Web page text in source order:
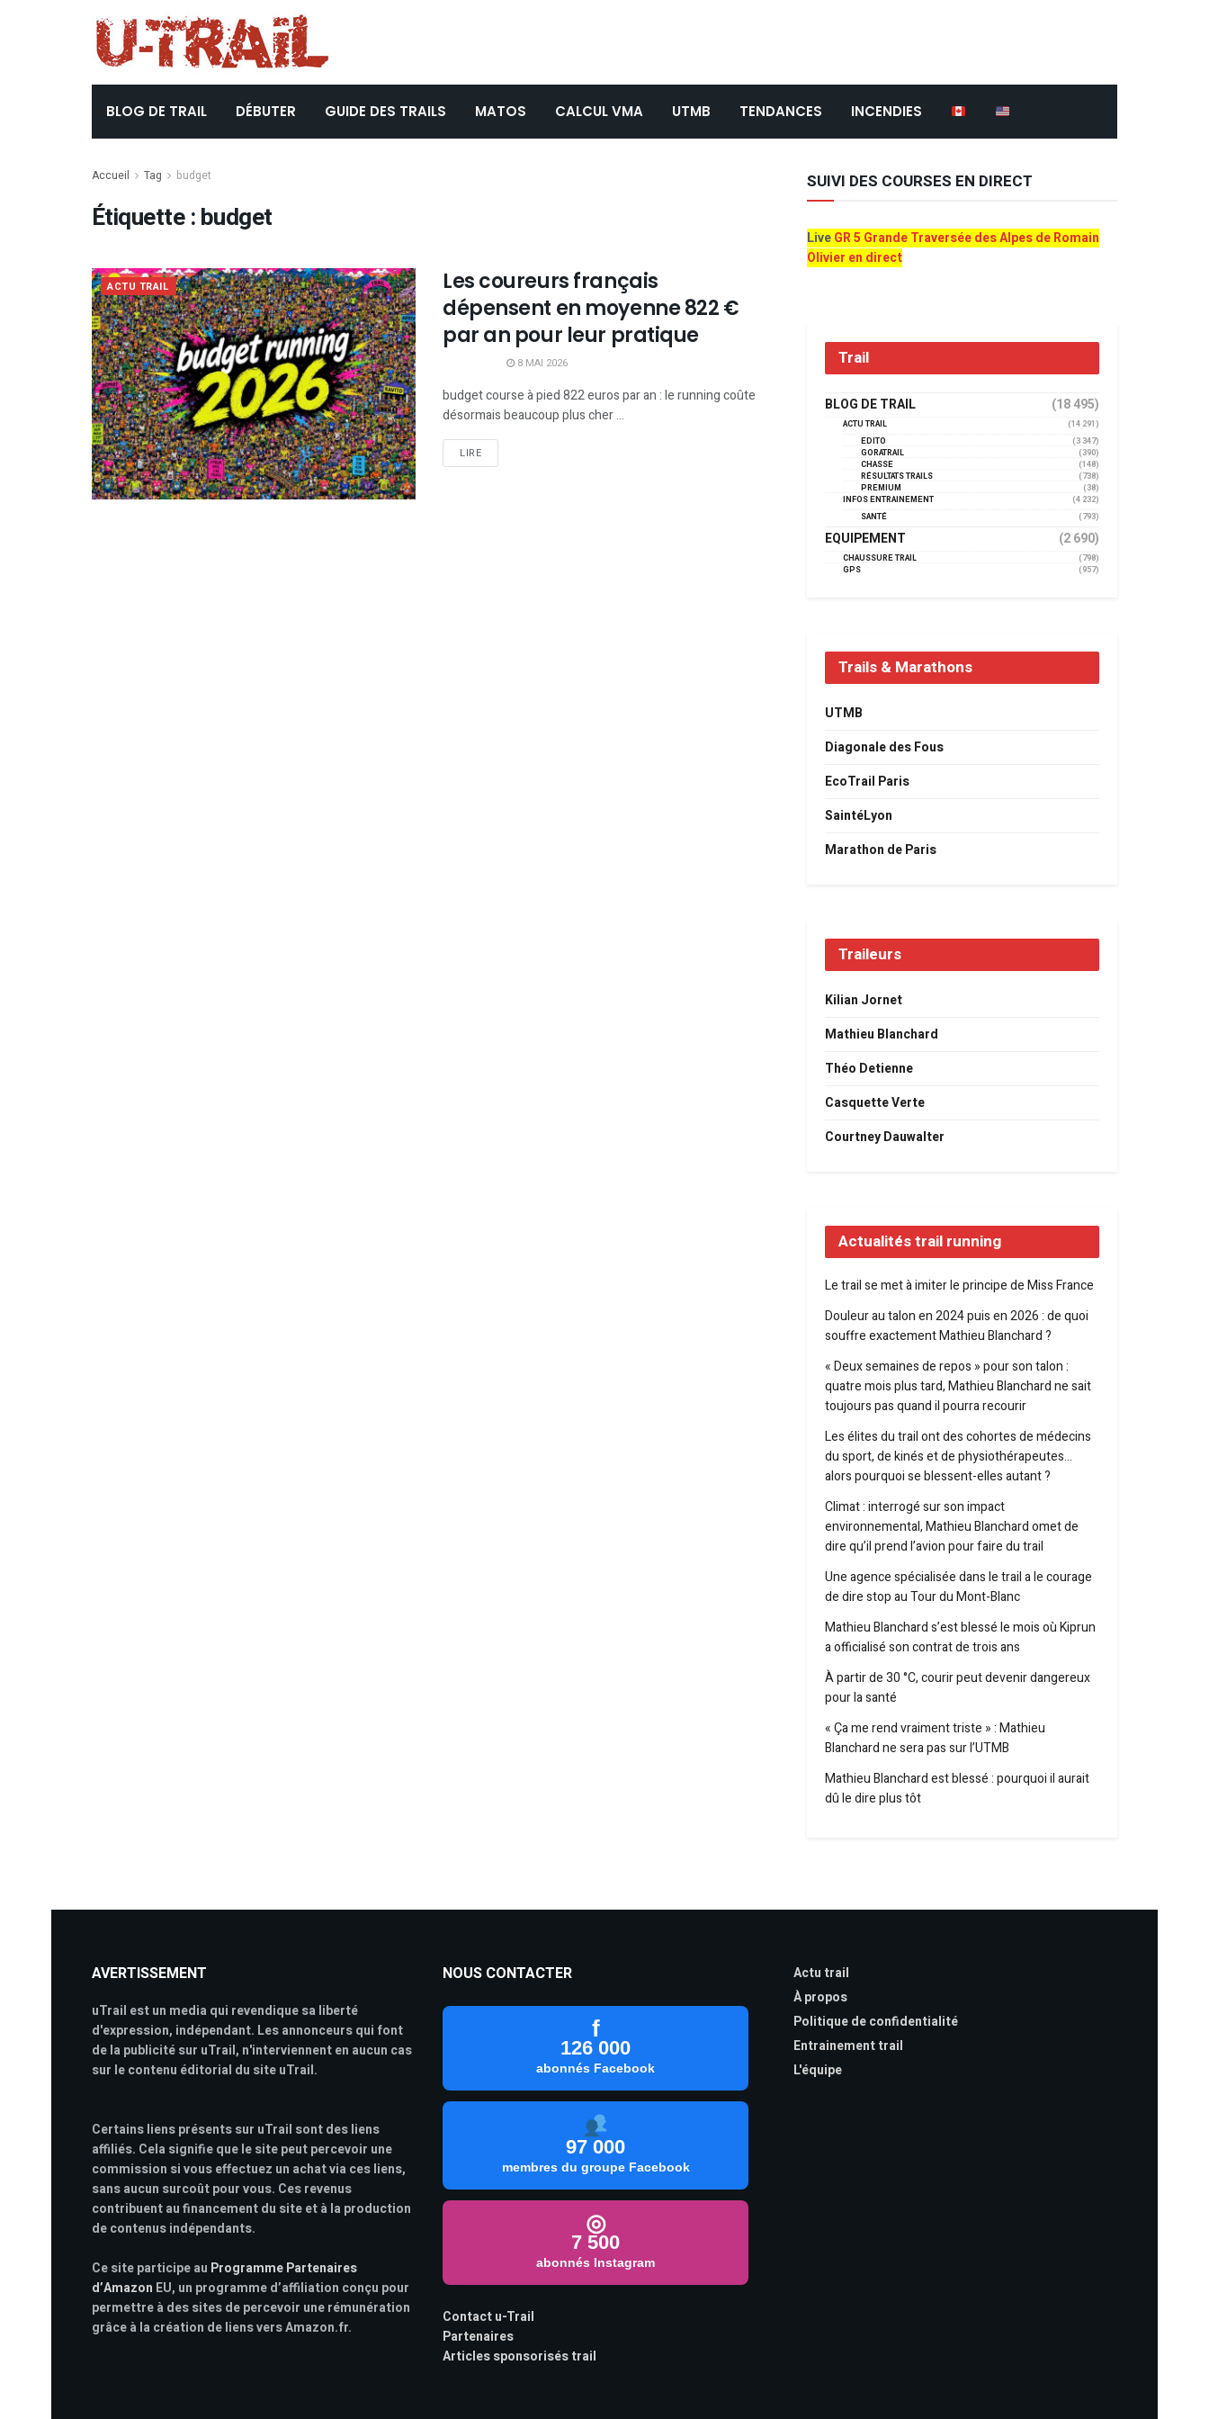
BLOG DE TRAIL DÉBUTER GUIDE DES TRAILS MATOS CALCUL VMA UTMB TENDANCES INCENDIES
Accueil Tag budget
Étiquette :budget
ACTU TRAIL
Les coureurs français
dépensent en moyenne 822 €
par an pour leur pratique
8 MAI 2026
budget course à pied 822 euros par an : le running coûte
désormais beaucoup plus cher ...
LIRE
SUIVI DES COURSES EN DIRECT
LiveGR 5 Grande Traversée des Alpes de Romain
Olivier en direct
Trail
BLOG DE TRAIL (18 495)
ACTU TRAIL
(14 291)
EDITO
(3 347)
GORATRAIL
(390)
CHASSE
(148)
RÉSULTATS TRAILS
(738)
PREMIUM
(38)
INFOS ENTRAINEMENT
(4 232)
SANTÉ
(793)
EQUIPEMENT (2 690)
CHAUSSURE TRAIL
(798)
GPS
(957)
Trails & Marathons
UTMB
Diagonale des Fous
EcoTrail Paris
SaintéLyon
Marathon de Paris
Traileurs
Kilian Jornet
Mathieu Blanchard
Théo Detienne
Casquette Verte
Courtney Dauwalter
Actualités trail running
Le trail se met à imiter le principe de Miss France
Douleur au talon en 2024 puis en 2026 : de quoi
souffre exactement Mathieu Blanchard ?
« Deux semaines de repos » pour son talon :
quatre mois plus tard, Mathieu Blanchard ne sait
toujours pas quand il pourra recourir
Les élites du trail ont des cohortes de médecins
du sport, de kinés et de physiothérapeutes…
alors pourquoi se blessent-elles autant ?
Climat : interrogé sur son impact
environnemental, Mathieu Blanchard omet de
dire qu’il prend l’avion pour faire du trail
Une agence spécialisée dans le trail a le courage
de dire stop au Tour du Mont-Blanc
Mathieu Blanchard s’est blessé le mois où Kiprun
a officialisé son contrat de trois ans
À partir de 30 °C, courir peut devenir dangereux
pour la santé
« Ça me rend vraiment triste » : Mathieu
Blanchard ne sera pas sur l’UTMB
Mathieu Blanchard est blessé : pourquoi il aurait
dû le dire plus tôt
AVERTISSEMENT
uTrail est un media qui revendique sa liberté
d'expression, indépendant. Les annonceurs qui font
de la publicité sur uTrail, n'interviennent en aucun cas
sur le contenu éditorial du site uTrail.
Certains liens présents sur uTrail sont des liens
affiliés. Cela signifie que le site peut percevoir une
commission si vous effectuez un achat via ces liens,
sans aucun surcoût pour vous. Ces revenus
contribuent au financement du site et à la production
de contenus indépendants.
Ce site participe au Programme Partenaires
d’Amazon EU, un programme d’affiliation conçu pour
permettre à des sites de percevoir une rémunération
grâce à la création de liens vers Amazon.fr.
NOUS CONTACTER
f
126 000
abonnés Facebook
97 000
membres du groupe Facebook
◎
7 500
abonnés Instagram
Contact u-Trail
Partenaires
Articles sponsorisés trail
Actu trail
À propos
Politique de confidentialité
Entrainement trail
L'équipe